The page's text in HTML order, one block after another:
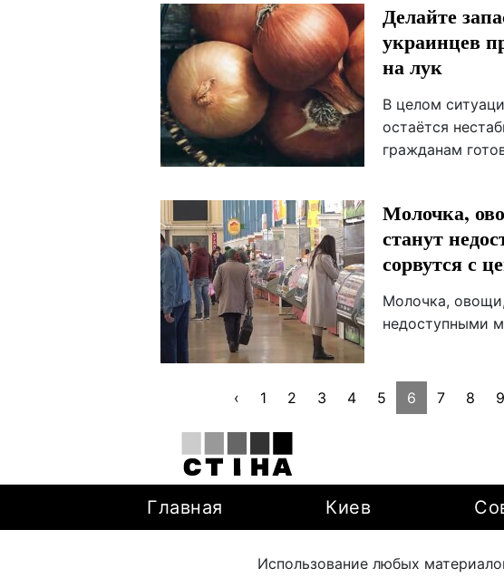
Делайте
украинцев
на лук
В целом
остаётся
гражданам
Молочка,
станут
сорвутся с
Молочка,
недоступными
‹ 1 2 3 4 5 6 7 8 9
Главная Киев
Использование любых